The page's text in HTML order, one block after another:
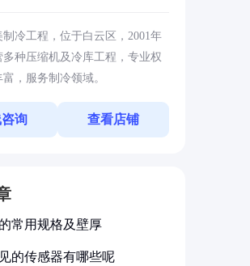
制冷工程，位于白云区，2001年
多种压缩机及冷库工程，专业权
，服务制冷领域。
询 查看店铺
常用规格及壁厚
的传感器有哪些呢